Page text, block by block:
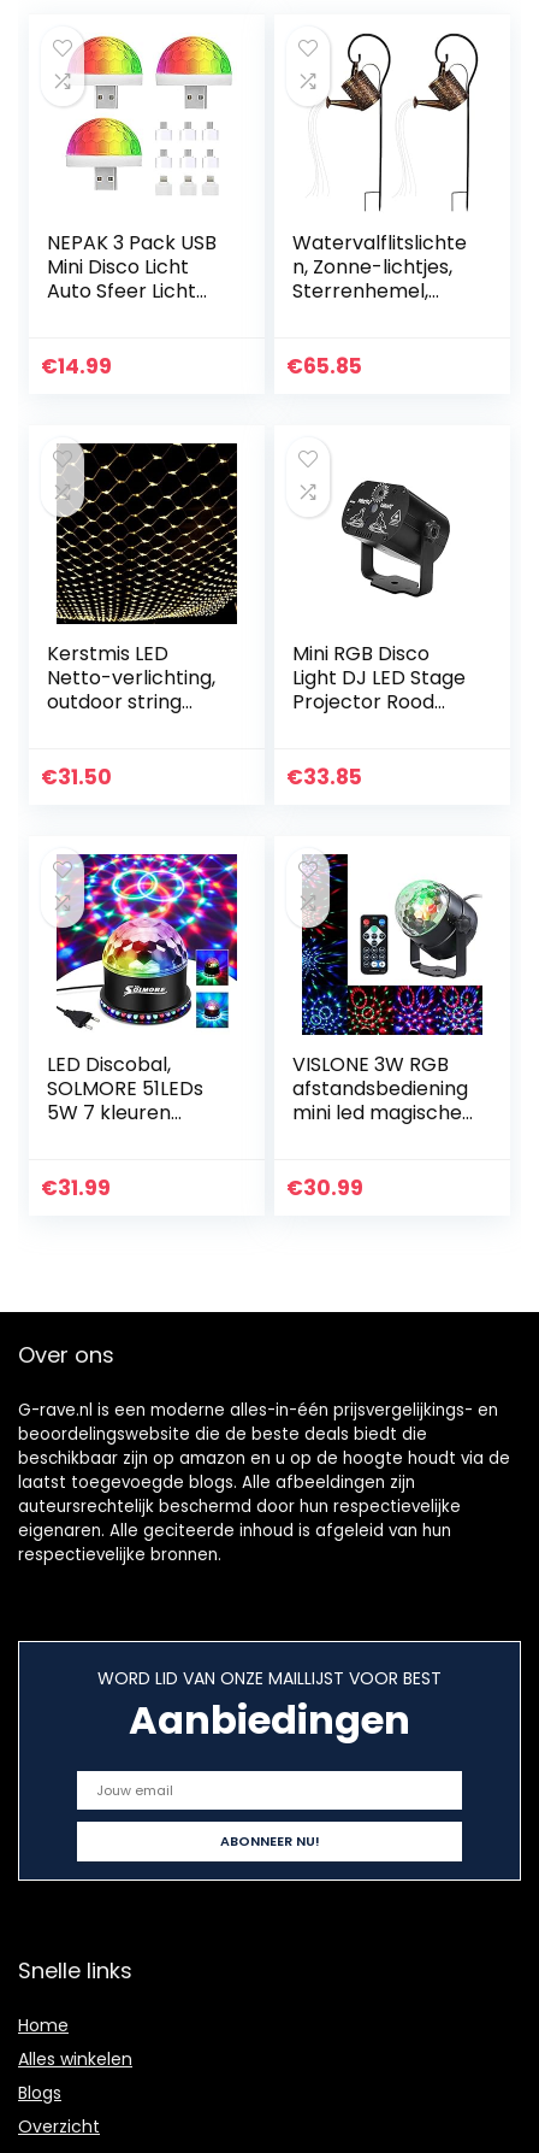
NEPAK 3 Pack USB
Mini Disco Licht
Auto Sfeer Licht
Geactiveerd,
€14.99
Watervalflitslichte
n, Zonne-lichtjes,
Sterrenhemel,
Vuurvliegjes, Maan,
€65.85
Kerstmis LED
Netto-verlichting,
outdoor string
opknoping
€31.50
Mini RGB Disco
Light DJ LED Stage
Projector Rood
USB oplaadbaar
€33.85
LED Discobal,
SOLMORE 51LEDs
5W 7 kleuren
RGB-lichteffect
€31.99
VISLONE 3W RGB
afstandsbediening
mini led magische
disco kTV club bar
€30.99
Over ons
G-rave.nl is een moderne alles-in-één prijsvergelijkings- en
beoordelingswebsite die de beste deals biedt die
beschikbaar zijn op amazon en u op de hoogte houdt via de
laatst toegevoegde blogs. Alle afbeeldingen zijn
auteursrechtelijk beschermd door hun respectievelijke
eigenaren. Alle geciteerde inhoud is afgeleid van hun
respectievelijke bronnen.
WORD LID VAN ONZE MAILLIJST VOOR BEST
Aanbiedingen
Snelle links
Home
Alles winkelen
Blogs
Overzicht